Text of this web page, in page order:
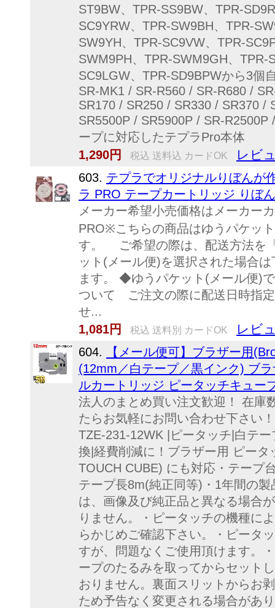
ST9BW、TPR-SS9BW、TPR-
SC9YRW、TPR-SW9BH、TPR-
SW9YH、TPR-SC9VW、TPR-
SWM9PH、TPR-SWM9GH、TPR-
SC9LGW、TPR-SD9BPWから3個
SR-MK1 / SR-R560 / SR-R680 /
SR170 / SR250 / SR330 / SR370 /
SR5500P / SR5900P / SR-
ープに対応したテプラPro本体
1,290円
税込 送料込 カードOK レビ
603. テプラでオリジナルりぼんが
ラ PRO テープカートリッジ りぼ
メーカー希望小売価格はメーカー
PRO※こちらの商品はゆうパケッ
す。 ご希望の際は、配送方法を
ット(メール便)を選択された場合
ます。 ◆ゆうパケット(メール便)
ついて ご注文の際に配送日時指
せ...
1,081円
税込 送料別 カードOK レビ
604.
【メール便可】ブラザー用
(12mm／白テープ／黒インク) ブ
ルカートリッジ ピータッチキュー
法人のまとめ買い注文歓迎！ 在庫
たらお気軽にお問い合わせ下さい
TZE-231-12WK |ピータッチ|白テ
換|経費削減に！ブラザー用 ピー
TOUCH CUBE) にも対応・テープ
テープ長8m(純正同等)・1年間の
は、画像及び純正品と異なる場合
りません。・ピータッチの機種に
らかじめご確認下さい。・ピータ
すが、問題なくご使用頂けます。
ープのたるみを取ってからセット
おりません。裏面スリットからお
ため予告なく変更される場合があ